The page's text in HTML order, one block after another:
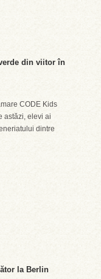
din viitor în
CODE Kids
astăzi, elevi ai
dintre
la Berlin